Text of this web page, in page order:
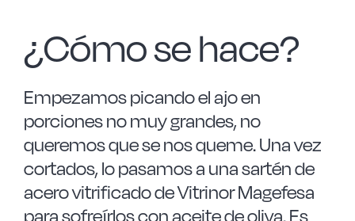
¿Cómo se hace?
Empezamos picando el ajo en
porciones no muy grandes, no
queremos que se nos queme. Una vez
cortados, lo pasamos a una sartén de
acero vitrificado de Vitrinor Magefesa
para sofreírlos con aceite de oliva. Es